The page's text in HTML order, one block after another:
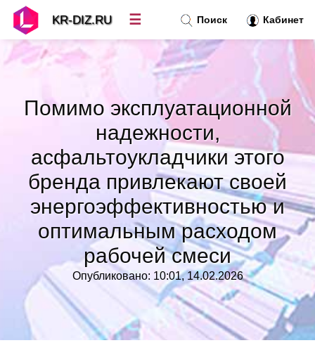
Помимо эксплуатационной
надежности,
асфальтоукладчики этого
бренда привлекают своей
энергоэффективностью и
оптимальным расходом
рабочей смеси
Опубликовано: 10:01, 14.02.2026
Поиск Кабинет
KR-DIZ.RU ☰
Новости
Топ новостей»
Рубрики»